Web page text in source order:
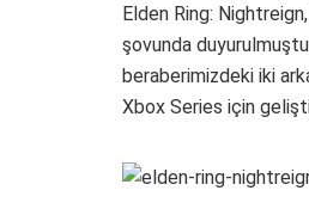
Elden Ring:
şovunda
beraberimizdeki iki
Xbox Series için